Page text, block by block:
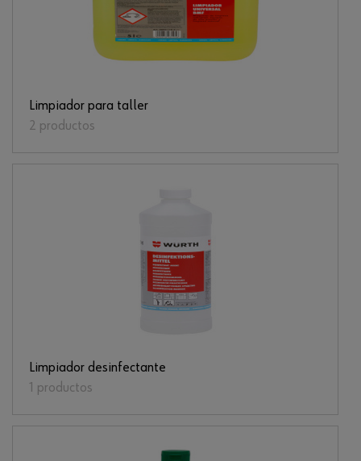
Limpiador para taller
2 productos
Limpiador desinfectante
1 productos